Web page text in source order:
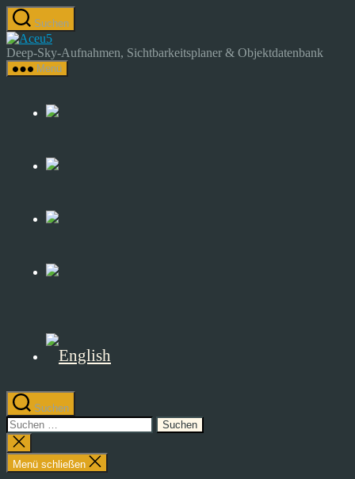
Zum
Inhalt
springen
Suchen
Astrocamp
–
Astrofotografie
Sky-
Deep-Sky-Aufnahmen, Sichtbarkeitsplaner & Objektdatenbank
Menü
Suchen
Suchen
nach:
Suche
schließen
Menü schließen